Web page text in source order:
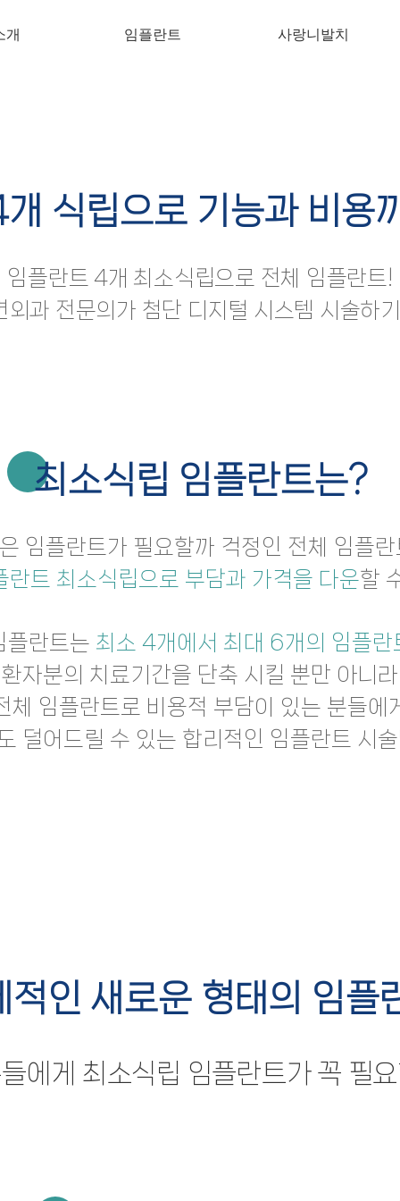
개 임플란트 사랑니발치
식립으로 기능과 비용
임플란트 4개 최소식립으로 전체 임플란트!
과 전문의가 첨단 디지털 시스템 시술하
최소식립 임플란트는?
임플란트가 필요할까 걱정인 전체 임플란
란트 최소식립으로 부담과 가격을 다운할
플란트는 최소 4개에서 최대 6개의 임플란
환자분의 치료기간을 단축 시킬 뿐만 아니라
체 임플란트로 비용적 부담이 있는 분들에게
덜어드릴 수 있는 합리적인 임플란트 시술
적인 새로운 형태의 임플
에게 최소식립 임플란트가 꼭 필